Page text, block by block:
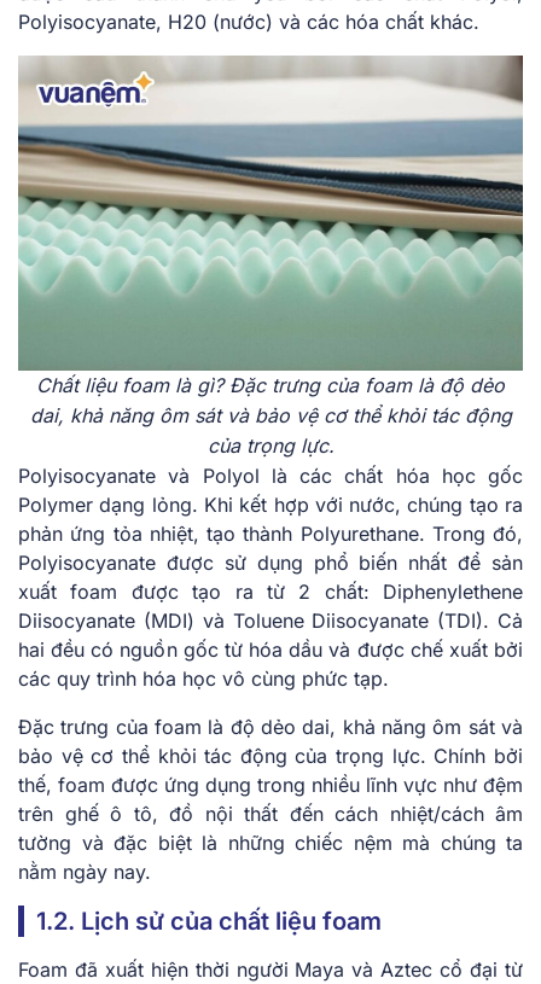
Polyisocyanate, H20 (nước) và các hóa chất khác.
Chất liệu foam là gì? Đặc trưng của foam là độ dẻo
dai, khả năng ôm sát và bảo vệ cơ thể khỏi tác động
của trọng lực.
Polyisocyanate và Polyol là các chất hóa học gốc
Polymer dạng lỏng. Khi kết hợp với nước, chúng tạo ra
phản ứng tỏa nhiệt, tạo thành Polyurethane. Trong đó,
Polyisocyanate được sử dụng phổ biến nhất để sản
xuất foam được tạo ra từ 2 chất: Diphenylethene
Diisocyanate (MDI) và Toluene Diisocyanate (TDI). Cả
hai đều có nguồn gốc từ hóa dầu và được chế xuất bởi
các quy trình hóa học vô cùng phức tạp.
Đặc trưng của foam là độ dẻo dai, khả năng ôm sát và
bảo vệ cơ thể khỏi tác động của trọng lực. Chính bởi
thế, foam được ứng dụng trong nhiều lĩnh vực như đệm
trên ghế ô tô, đồ nội thất đến cách nhiệt/cách âm
tường và đặc biệt là những chiếc nệm mà chúng ta
nằm ngày nay.
1.2. Lịch sử của chất liệu foam
Foam đã xuất hiện thời người Maya và Aztec cổ đại từ